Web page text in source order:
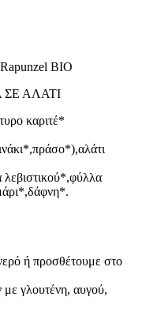
BIO
ΑΛΑΤΙ
καριτέ*
ή προσθέτουμε στο
με γλουτένη, αυγού,